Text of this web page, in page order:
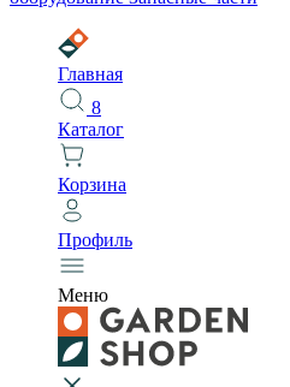
Главная
8
Каталог
Корзина
Профиль
Меню